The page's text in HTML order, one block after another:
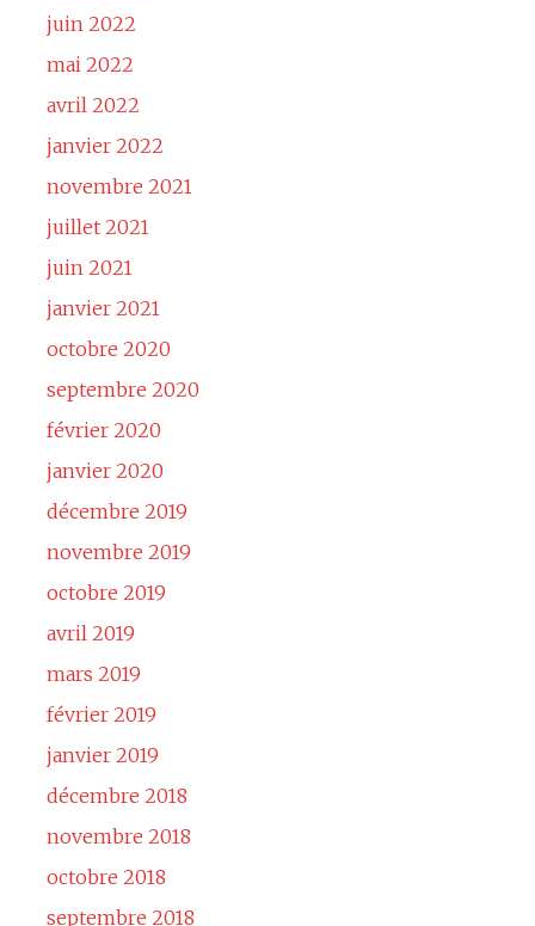
juin 2022
mai 2022
avril 2022
janvier 2022
novembre 2021
juillet 2021
juin 2021
janvier 2021
octobre 2020
septembre 2020
février 2020
janvier 2020
décembre 2019
novembre 2019
octobre 2019
avril 2019
mars 2019
février 2019
janvier 2019
décembre 2018
novembre 2018
octobre 2018
septembre 2018